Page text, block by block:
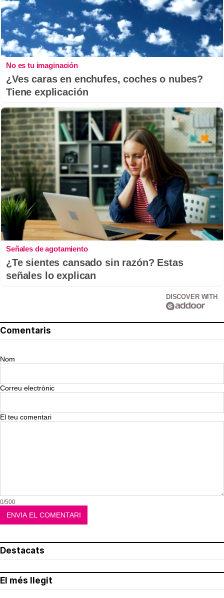
No es tu imaginación
¿Ves caras en enchufes, coches o nubes?
Tiene explicación
Señales de agotamiento
¿Te sientes cansado sin razón? Estas
señales lo explican
DISCOVER WITH
Comentaris
Nom
Correu electrònic
El teu comentari
0/500
Destacats
El més llegit